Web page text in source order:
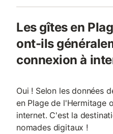
Les gîtes en
ont-ils
connexion à
Oui ! Selon les données
en Plage de l'Hermitage
internet. C'est la
nomades digitaux !